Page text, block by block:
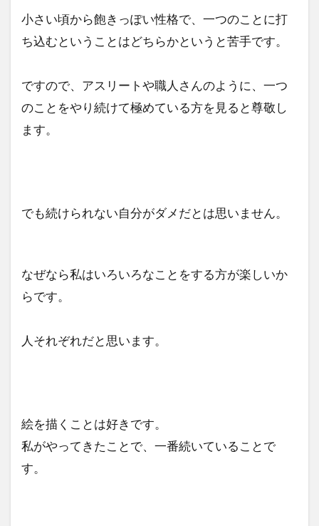
小さい頃から飽きっぽい性格で、一つのことに打
ち込むということはどちらかというと苦手です。
ですので、アスリートや職人さんのように、一つ
のことをやり続けて極めている方を見ると尊敬し
ます。
でも続けられない自分がダメだとは思いません。
なぜなら私はいろいろなことをする方が楽しいか
らです。
人それぞれだと思います。
絵を描くことは好きです。
私がやってきたことで、一番続いていることで
す。